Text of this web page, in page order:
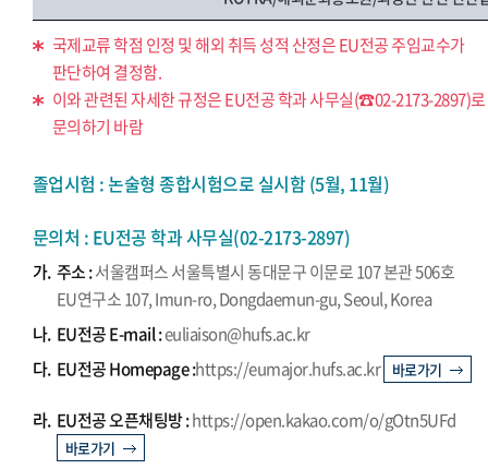
국제교류 학점 인정 및 해외 취득 성적 산정은 EU전공 주임교수가
판단하여 결정함.
이와 관련된 자세한 규정은 EU전공 학과 사무실(☎02-2173-2897)로
문의하기 바람
졸업시험 : 논술형 종합시험으로 실시함 (5월, 11월)
문의처 : EU전공 학과 사무실(02-2173-2897)
가. 주소 :서울캠퍼스 서울특별시 동대문구 이문로 107 본관 506호
EU연구소 107, Imun-ro, Dongdaemun-gu, Seoul, Korea
나. EU전공 E-mail :euliaison@hufs.ac.kr
다. EU전공 Homepage :https://eumajor.hufs.ac.kr 바로가기
라. EU전공 오픈채팅방 :https://open.kakao.com/o/gOtn5UFd
바로가기